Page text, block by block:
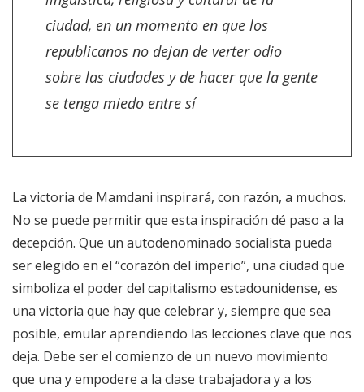
ciudad, en un momento en que los
republicanos no dejan de verter odio
sobre las ciudades y de hacer que la gente
se tenga miedo entre sí
La victoria de Mamdani inspirará, con razón, a muchos.
No se puede permitir que esta inspiración dé paso a la
decepción. Que un autodenominado socialista pueda
ser elegido en el “corazón del imperio”, una ciudad que
simboliza el poder del capitalismo estadounidense, es
una victoria que hay que celebrar y, siempre que sea
posible, emular aprendiendo las lecciones clave que nos
deja. Debe ser el comienzo de un nuevo movimiento
que una y empodere a la clase trabajadora y a los